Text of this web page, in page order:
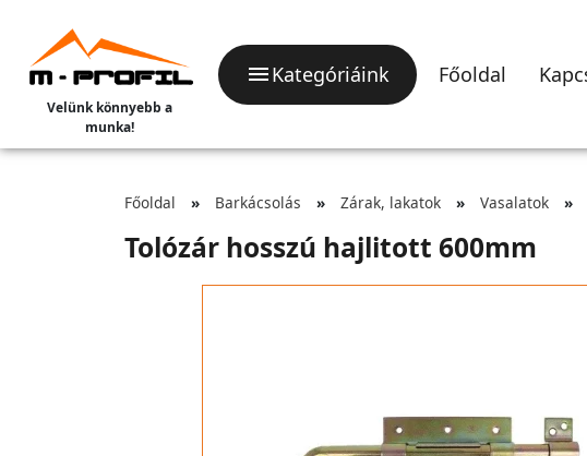
Velünk könnyebb a
munka!
Kategóriáink Főoldal
Főoldal Barkácsolás Zárak, lakatok Vasalatok
Tolózár hosszú hajlitott 600mm